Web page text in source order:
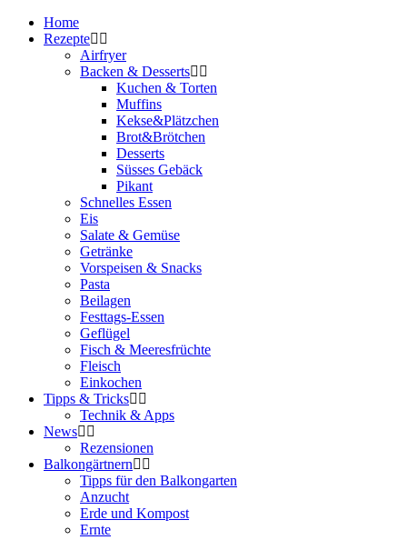
Home
Rezepte
Airfryer
Backen & Desserts
Kuchen & Torten
Muffins
Kekse&Plätzchen
Brot&Brötchen
Desserts
Süsses Gebäck
Pikant
Schnelles Essen
Eis
Salate & Gemüse
Getränke
Vorspeisen & Snacks
Pasta
Beilagen
Festtags-Essen
Geflügel
Fisch & Meeresfrüchte
Fleisch
Einkochen
Tipps & Tricks
Technik & Apps
News
Rezensionen
Balkongärtnern
Tipps für den Balkongarten
Anzucht
Erde und Kompost
Ernte